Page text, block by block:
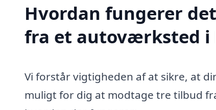
Hvordan fungerer
fra et autoværksted i
Vi forstår vigtigheden af at sikre, at
muligt for dig at modtage tre tilbud